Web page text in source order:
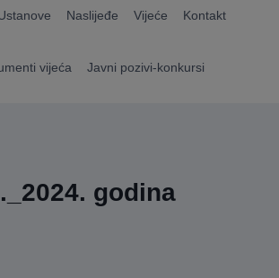
Naslijeđe Vijeće Kontakt
vijeća Javni pozivi-konkursi
godina